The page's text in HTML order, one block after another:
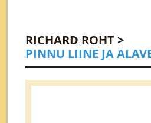
RICHARD ROHT>
PINNU LIINE JA